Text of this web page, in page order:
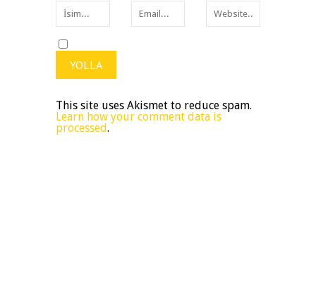
This site uses Akismet to reduce spam.
Learn how your comment data is
processed.